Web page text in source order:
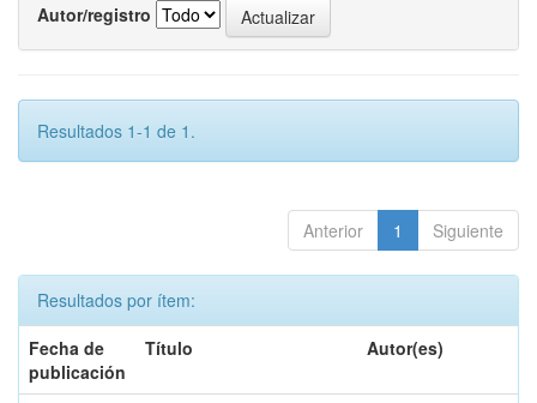
Autor/registro
Resultados 1-1 de 1.
Anterior 1 Siguiente
Resultados por ítem:
Fecha de
publicación
Título Autor(es)